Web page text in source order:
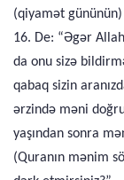
(qiyamət
16. De: “Əgər
da onu sizə
qabaq sizin
ərzində məni doğru
yaşından sonra
(Quranın mənim